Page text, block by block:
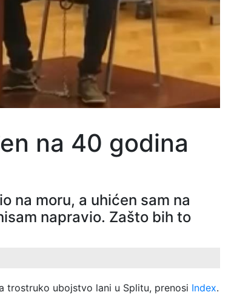
na 40 godina
na moru, a uhićen sam na
napravio. Zašto bih to
trostruko ubojstvo lani u Splitu, prenosi Index.